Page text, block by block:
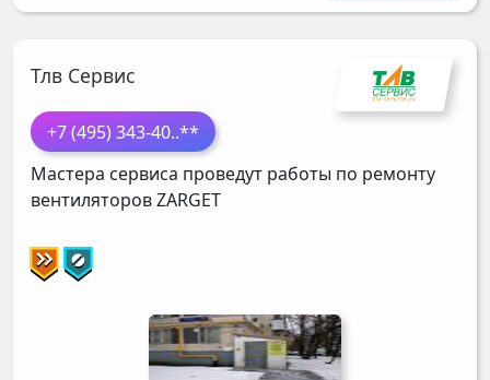
Тлв Сервис
+7 (495) 343-40..**
Мастера сервиса проведут работы по ремонту
вентиляторовZARGET